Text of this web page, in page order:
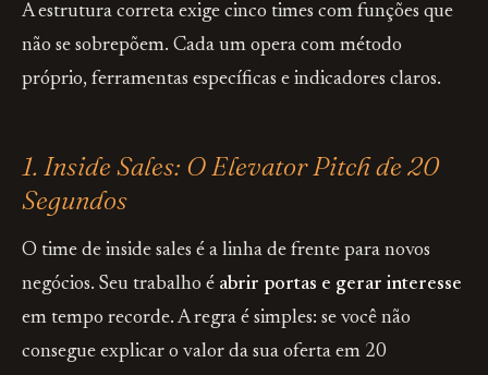
A estrutura correta exige cinco times com funções que
não se sobrepõem. Cada um opera com método
próprio, ferramentas específicas e indicadores claros.
1. Inside Sales: O Elevator Pitch de 20
Segundos
O time de inside sales é a linha de frente para novos
negócios. Seu trabalho é abrir portas e gerar interesse
em tempo recorde. A regra é simples: se você não
consegue explicar o valor da sua oferta em 20